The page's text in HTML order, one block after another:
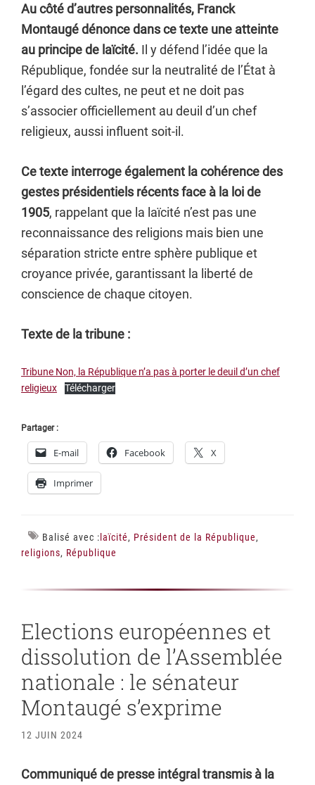
Au côté d’autres personnalités, Franck
Montaugé dénonce dans ce texte une atteinte
au principe de laïcité. Il y défend l’idée que la
République, fondée sur la neutralité de l’État à
l’égard des cultes, ne peut et ne doit pas
s’associer officiellement au deuil d’un chef
religieux, aussi influent soit-il.
Ce texte interroge également la cohérence des
gestes présidentiels récents face à la loi de
1905, rappelant que la laïcité n’est pas une
reconnaissance des religions mais bien une
séparation stricte entre sphère publique et
croyance privée, garantissant la liberté de
conscience de chaque citoyen.
Texte de la tribune :
Tribune Non, la République n’a pas à porter le deuil d’un chef
religieux
Télécharger
Partager :
E-mail Facebook X
Imprimer
Balisé avec : laïcité, Président de la République,
religions, République
Elections européennes et
dissolution de l’Assemblée
nationale : le sénateur
Montaugé s’exprime
12 JUIN 2024
Communiqué de presse intégral transmis à la